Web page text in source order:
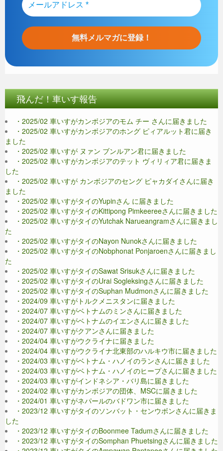
飛んだ！車いす報告
・2025/02 車いすがカンボジアのモム チー さんに届きました
・2025/02 車いすがカンボジアのホング ピィアルット君に届き
ました
・2025/02 車いすが ヌァン ブンルアン君に届きました
・2025/02 車いすがカンボジアのテット ヴィリィア君に届きま
した
・2025/02 車いすが カンボジアのセング ピャカダイさんに届き
ました
・2025/02 車いすがタイのYupinさん に届きました
・2025/02 車いすがタイのKittipong Pimkeereeさんに届きました
・2025/02 車いすがタイのYutchak Narueangramさんに届きまし
た
・2025/02 車いすがタイのNayon Nunokさんに届きました
・2025/02 車いすがタイのNobphonat Ponjaroenさんに届きまし
た
・2025/02 車いすがタイのSawat Srisukさんに届きました
・2025/02 車いすがタイのUrai Sogleksingさんに届きました
・2025/02 車いすがタイのSuphan Mudmonさんに届きました
・2024/09 車いすがトルクメニスタンに届きました
・2024/07 車いすがベトナムのミンさんに届きました
・2024/07 車いすがベトナムのイエンさんに届きました
・2024/07 車いすがクアンさんに届きました
・2024/04 車いすがウクライナに届きました
・2024/04 車いすがウクライナ北東部のハルキウ市に届きました
・2024/03 車いすがベトナム・ハノイのランさんに届きました
・2024/03 車いすがベトナム・ハノイのヒープさんに届きました
・2024/03 車いすがインドネシア・バリ島に届きました
・2024/02 車いすがカンボジアの団体、MSCに届きました
・2024/01 車いすがネパールのバドワン市に届きました
・2023/12 車いすがタイのソンバット・センウボンさんに届きま
した
・2023/12 車いすがタイのBoonmee Tadumさんに届きました
・2023/12 車いすがタイのSomphan Phuetsingさんに届きました